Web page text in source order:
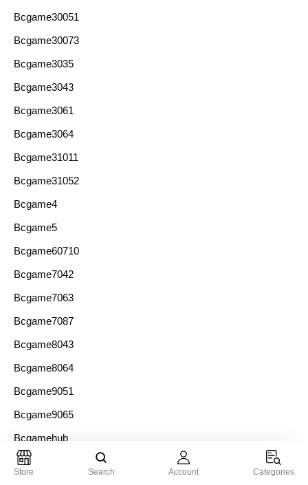
Bcgame30051
Bcgame30073
Bcgame3035
Bcgame3043
Bcgame3061
Bcgame3064
Bcgame31011
Bcgame31052
Bcgame4
Bcgame5
Bcgame60710
Bcgame7042
Bcgame7063
Bcgame7087
Bcgame8043
Bcgame8064
Bcgame9051
Bcgame9065
Bcgamehub
Bcgames10066
Store Search Account Categories